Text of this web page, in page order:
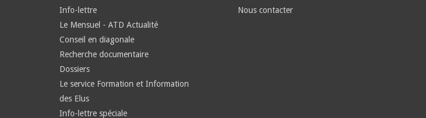
Info-lettre
Le Mensuel - ATD Actualité
Conseil en diagonale
Recherche documentaire
Dossiers
Le service Formation et Information
des Elus
Info-lettre spéciale
Nous contacter